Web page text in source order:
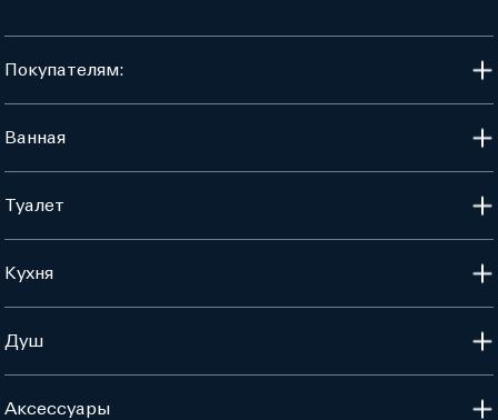
Покупателям:
Ванная
Туалет
Кухня
Душ
Аксессуары